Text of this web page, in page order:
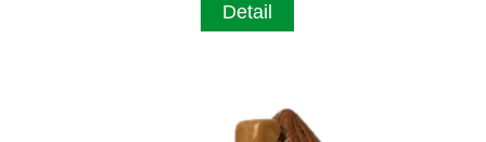
Detail